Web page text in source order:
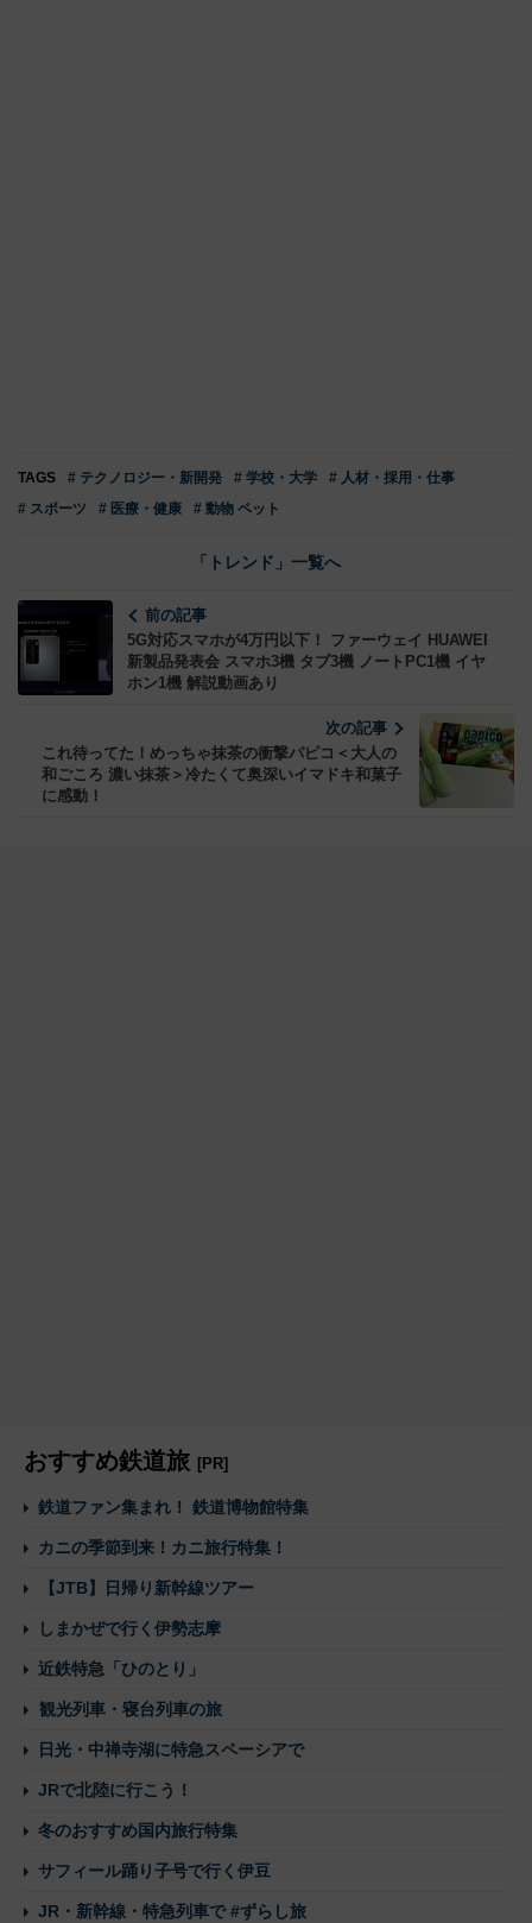
TAGS # テクノロジー・新開発 # 学校・大学
# 人材・採用・仕事
# スポーツ
# 医療・健康 # 動物 ペット
「トレンド」一覧へ
前の記事
5G対応スマホが4万円以下！ ファーウェイ HUAWEI
新製品発表会 スマホ3機 タブ3機 ノートPC1機 イヤ
ホン1機 解説動画あり
次の記事
これ待ってた！めっちゃ抹茶の衝撃パピコ＜大人の
和ごころ 濃い抹茶＞冷たくて奥深いイマドキ和菓子
に感動！
おすすめ鉄道旅 [PR]
鉄道ファン集まれ！ 鉄道博物館特集
カニの季節到来！カニ旅行特集！
【JTB】日帰り新幹線ツアー
しまかぜで行く伊勢志摩
近鉄特急「ひのとり」
観光列車・寝台列車の旅
日光・中禅寺湖に特急スペーシアで
JRで北陸に行こう！
冬のおすすめ国内旅行特集
サフィール踊り子号で行く伊豆
JR・新幹線・特急列車で #ずらし旅